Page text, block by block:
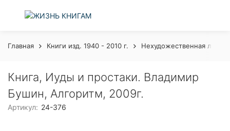
Главная Книги изд. 1940 - 2010 г. Нехудожественная
Книга, Иуды и простаки. Владимир
Бушин, Алгоритм, 2009г.
Артикул: 24-376